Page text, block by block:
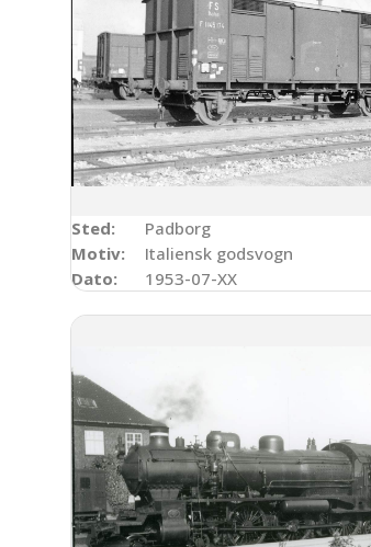
Sted:
Padborg
Motiv:
Italiensk godsvogn
Dato:
1953-07-XX